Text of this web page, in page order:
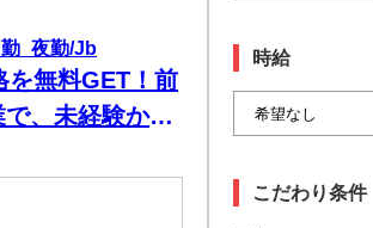
_夜勤/Jb
を無料GET！前
、未経験から
時給
こだわり条件